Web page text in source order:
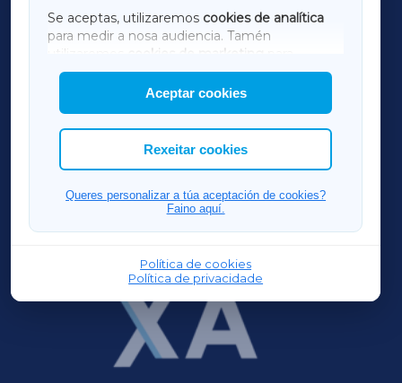
Se aceptas, utilizaremos cookies de analítica
para medir a nosa audiencia. Tamén
utilizaremos
cookies de marketing
mostrar publicidade de terceiros.
Así mesmo, podes personalizar a elección das
cookies que desexas permitir.
Aceptar cookies
Rexeitar cookies
Queres personalizar a túa aceptación de cookies?
Faino aquí.
Política de cookies
Política de privacidade
AMARIÑAXA
RIBEIRASACRAXA
ACORUÑAXA
FERROLXA
OURENSEXA